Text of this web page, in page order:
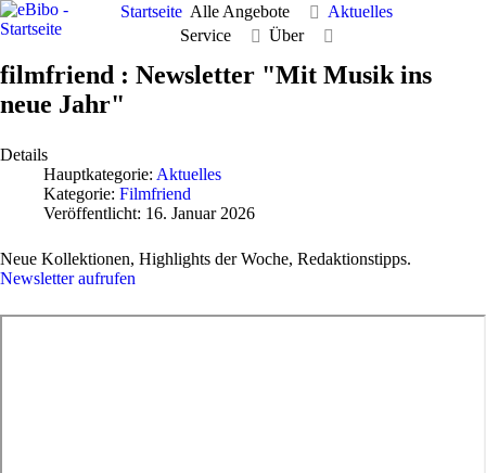
Startseite Alle Angebote
Aktuelles
Service
Über
filmfriend : Newsletter "Mit Musik ins
neue Jahr"
Details
Hauptkategorie: Aktuelles
Kategorie: Filmfriend
Veröffentlicht: 16. Januar 2026
Neue Kollektionen, Highlights der Woche, Redaktionstipps.
Newsletter aufrufen